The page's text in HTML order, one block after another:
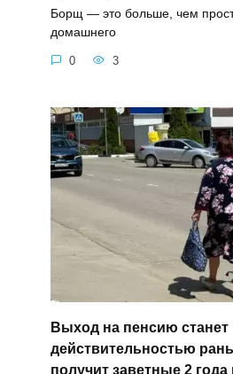
Борщ — это больше, чем
домашнего
0 3
Выход на пенсию станет
действительностью
получит заветные 2 года